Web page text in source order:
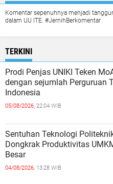
Komentar sepenuhnya menjadi
dalam UU ITE. #JernihBerkomentar
TERKINI
Prodi Penjas UNIKI Teken
dengan sejumlah Perguruan
Indonesia
05/08/2026, 22:04 WIB
Sentuhan Teknologi
Dongkrak Produktivitas
Besar
04/08/2026, 13:28 WIB